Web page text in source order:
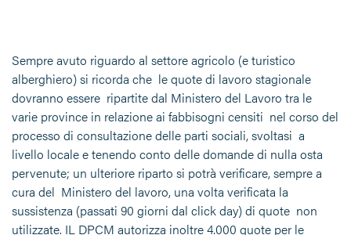
Sempre avuto riguardo al settore agricolo (e turistico
alberghiero) si ricorda che le quote di lavoro stagionale
dovranno essere ripartite dal Ministero del Lavoro tra le
varie province in relazione ai fabbisogni censiti nel corso del
processo di consultazione delle parti sociali, svoltasi a
livello locale e tenendo conto delle domande di nulla osta
pervenute; un ulteriore riparto si potrà verificare, sempre a
cura del Ministero del lavoro, una volta verificata la
sussistenza (passati 90 giorni dal click day) di quote non
utilizzate. IL DPCM autorizza inoltre 4.000 quote per le